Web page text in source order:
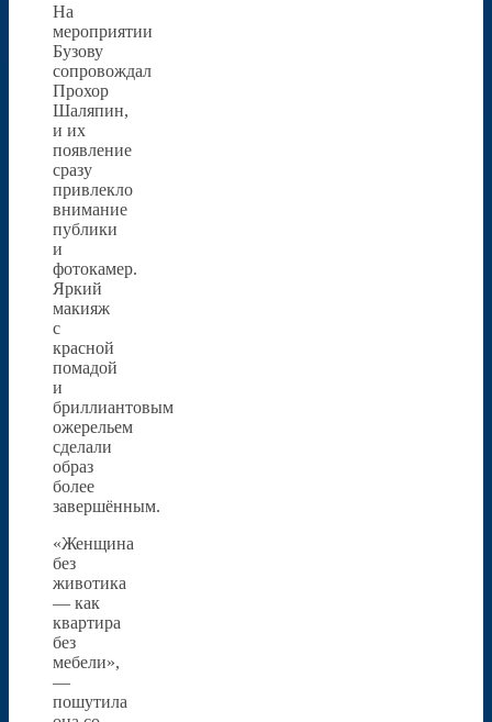
На
мероприятии
Бузову
сопровождал
Прохор
Шаляпин,
и их
появление
сразу
привлекло
внимание
публики
и
фотокамер.
Яркий
макияж
с
красной
помадой
и
бриллиантовым
ожерельем
сделали
образ
более
завершённым.
«Женщина
без
животика
— как
квартира
без
мебели»,
—
пошутила